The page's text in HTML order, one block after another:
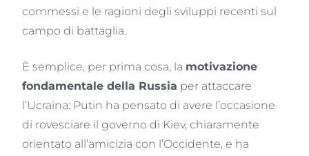
commessi e le ragioni degli sviluppi recenti sul
campo di battaglia.
È semplice, per prima cosa, la motivazione
fondamentale della Russia per attaccare
l’Ucraina: Putin ha pensato di avere l’occasione
di rovesciare il governo di Kiev, chiaramente
orientato all’amicizia con l’Occidente, e ha